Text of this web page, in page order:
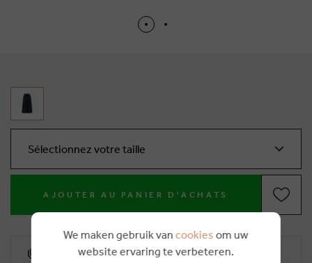
Sélectionnez votre taille
AJOUTER AU PANIER D'ACHATS
10% remise de fidélité
We maken gebruik van cookies om uw
website ervaring te verbeteren.